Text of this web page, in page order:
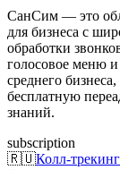
СанСим — это
для бизнеса с
обработки
голосовое меню
среднего
бесплатную
знаний.
subscription
🇷🇺Колл-трекинг